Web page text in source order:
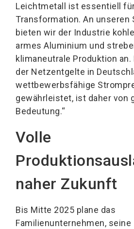
Leichtmetall ist essentiell
Transformation. An unseren
bieten wir der Industrie
armes Aluminium und
klimaneutrale Produktion an.
der Netzentgelte in
wettbewerbsfähige
gewährleistet, ist daher von
Bedeutung.“
Volle
naher Zukunft
Bis Mitte 2025 plane das
Familienunternehmen, seine